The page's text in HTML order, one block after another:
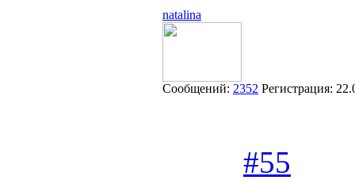
natalina
Сообщений: 2352 Регистрация:
#55